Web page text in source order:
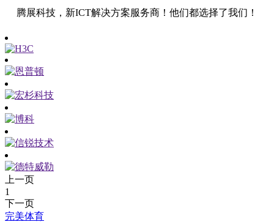
腾展科技，新ICT解决方案服务商！他们都选择了我们！
上一页
1
下一页
完美体育